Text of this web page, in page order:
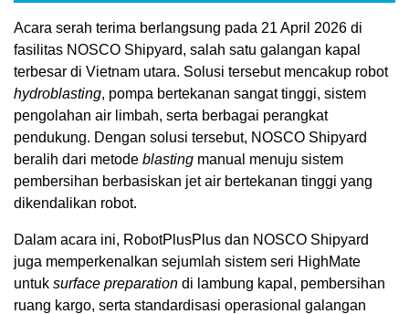
Acara serah terima berlangsung pada 21 April 2026 di
fasilitas NOSCO Shipyard, salah satu galangan kapal
terbesar di Vietnam utara. Solusi tersebut mencakup robot
hydroblasting, pompa bertekanan sangat tinggi, sistem
pengolahan air limbah, serta berbagai perangkat
pendukung. Dengan solusi tersebut, NOSCO Shipyard
beralih dari metode blasting manual menuju sistem
pembersihan berbasiskan jet air bertekanan tinggi yang
dikendalikan robot.
Dalam acara ini, RobotPlusPlus dan NOSCO Shipyard
juga memperkenalkan sejumlah sistem seri HighMate
untuk surface preparation di lambung kapal, pembersihan
ruang kargo, serta standardisasi operasional galangan